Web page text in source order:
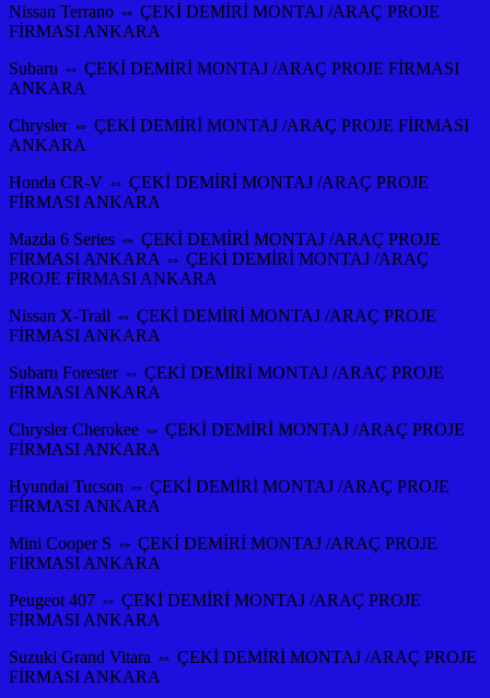
Nissan Terrano ⇔ ÇEKİ DEMİRİ MONTAJ /ARAÇ PROJE
FİRMASI ANKARA
Subaru ⇔ ÇEKİ DEMİRİ MONTAJ /ARAÇ PROJE FİRMASI
ANKARA
Chrysler ⇔ ÇEKİ DEMİRİ MONTAJ /ARAÇ PROJE FİRMASI
ANKARA
Honda CR-V ⇔ ÇEKİ DEMİRİ MONTAJ /ARAÇ PROJE
FİRMASI ANKARA
Mazda 6 Series ⇔ ÇEKİ DEMİRİ MONTAJ /ARAÇ PROJE
FİRMASI ANKARA ⇔ ÇEKİ DEMİRİ MONTAJ /ARAÇ
PROJE FİRMASI ANKARA
Nissan X-Trail ⇔ ÇEKİ DEMİRİ MONTAJ /ARAÇ PROJE
FİRMASI ANKARA
Subaru Forester ⇔ ÇEKİ DEMİRİ MONTAJ /ARAÇ PROJE
FİRMASI ANKARA
Chrysler Cherokee ⇔ ÇEKİ DEMİRİ MONTAJ /ARAÇ PROJE
FİRMASI ANKARA
Hyundai Tucson ⇔ ÇEKİ DEMİRİ MONTAJ /ARAÇ PROJE
FİRMASI ANKARA
Mini Cooper S ⇔ ÇEKİ DEMİRİ MONTAJ /ARAÇ PROJE
FİRMASI ANKARA
Peugeot 407 ⇔ ÇEKİ DEMİRİ MONTAJ /ARAÇ PROJE
FİRMASI ANKARA
Suzuki Grand Vitara ⇔ ÇEKİ DEMİRİ MONTAJ /ARAÇ PROJE
FİRMASI ANKARA